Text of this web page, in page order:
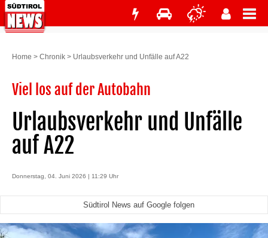
Home > Chronik > Urlaubsverkehr und Unfälle auf A22
Viel los auf der Autobahn
Urlaubsverkehr und Unfälle
auf A22
Donnerstag, 04. Juni 2026 | 11:29 Uhr
Südtirol News auf Google folgen